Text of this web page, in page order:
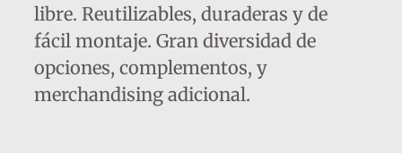
libre. Reutilizables, duraderas y de
fácil montaje. Gran diversidad de
opciones, complementos, y
merchandising adicional.